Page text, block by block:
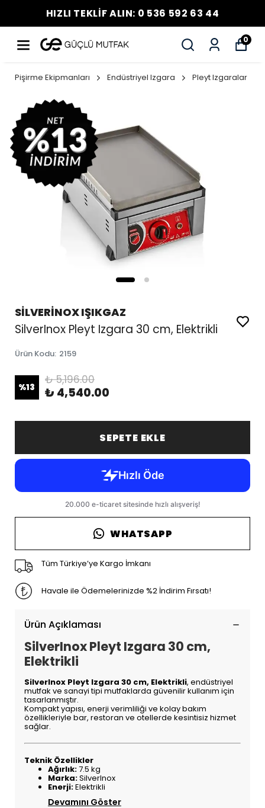
HIZLI TEKLİF ALIN: 0 536 592 63 44
0
Pişirme Ekipmanları Endüstriyel Izgara Pleyt Izgaralar
SİLVERİNOX IŞIKGAZ
SilverInox Pleyt Izgara 30 cm, Elektrikli
Ürün Kodu: 2159
%13
₺ 5,196.00
₺ 4,540.00
SEPETE EKLE
WHATSAPP
Tüm Türkiye’ye Kargo İmkanı
Havale ile Ödemelerinizde %2 İndirim Fırsatı!
Ürün Açıklaması
SilverInox Pleyt Izgara 30 cm,
Elektrikli
SilverInox Pleyt Izgara 30 cm, Elektrikli, endüstriyel
mutfak ve sanayi tipi mutfaklarda güvenilir kullanım için
tasarlanmıştır.
Kompakt yapısı, enerji verimliliği ve kolay bakım
özellikleriyle bar, restoran ve otellerde kesintisiz hizmet
sağlar.
Teknik Özellikler
Ağırlık:7.5 kg
Marka:SilverInox
Enerji:Elektrikli
Devamını Göster